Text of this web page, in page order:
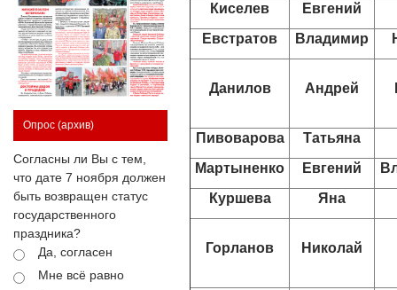
Опрос (архив)
Согласны ли Вы с тем,
что дате 7 ноября должен
быть возвращен статус
государственного
праздника?
Да, согласен
Мне всё равно
Киселев
Евгений
Евстратов
Владимир
Данилов Андрей
Пивоварова
Татьяна
Мартыненко
Евгений
Куршева
Яна
Горланов Николай